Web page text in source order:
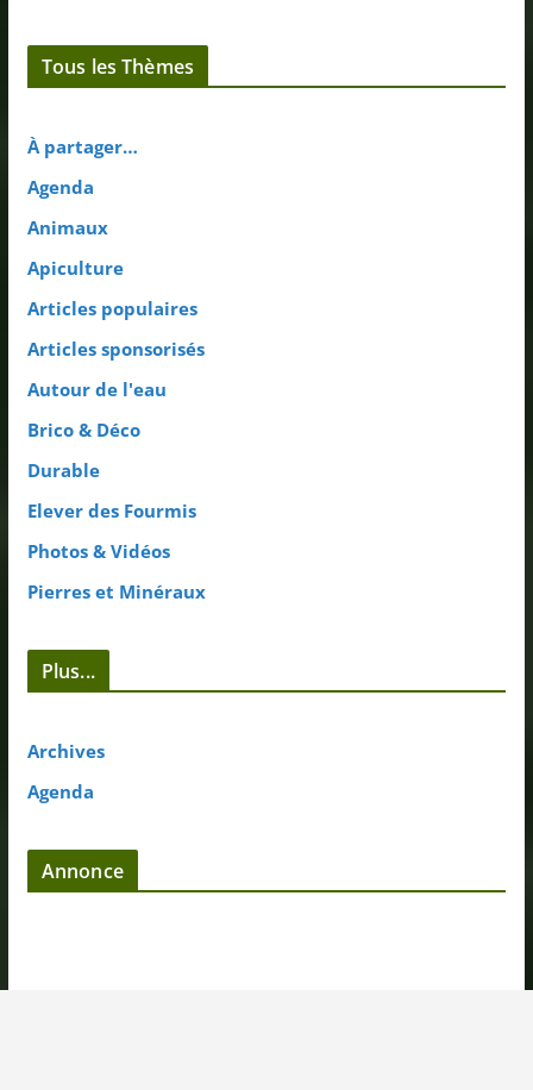
Tous les Thèmes
À partager…
Agenda
Animaux
Apiculture
Articles populaires
Articles sponsorisés
Autour de l'eau
Brico & Déco
Durable
Elever des Fourmis
Photos & Vidéos
Pierres et Minéraux
Plus...
Archives
Agenda
Annonce